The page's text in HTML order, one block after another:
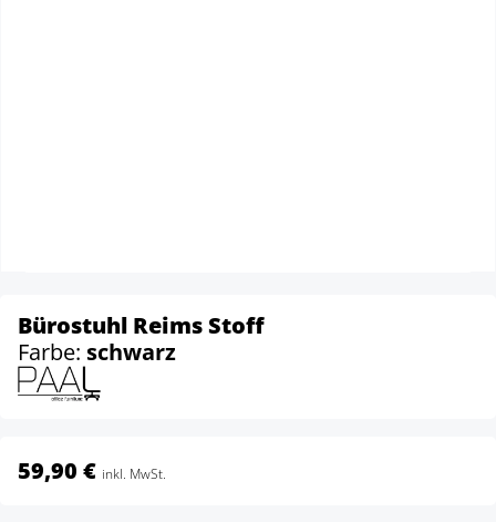
Bürostuhl Reims Stoff
Farbe: schwarz
59,90 € inkl. MwSt.